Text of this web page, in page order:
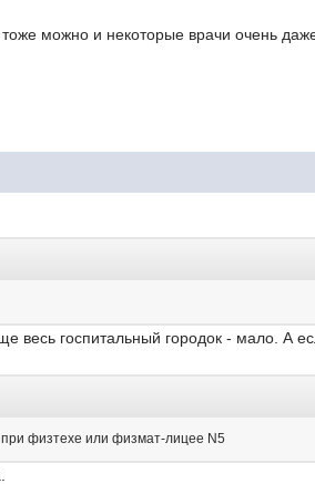
можно и некоторые врачи очень
весь госпитальный городок - мало. А
физтехе или физмат-лицее N5